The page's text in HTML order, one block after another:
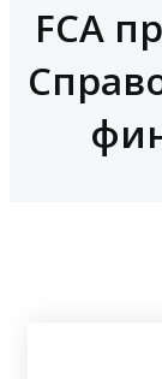
FCA